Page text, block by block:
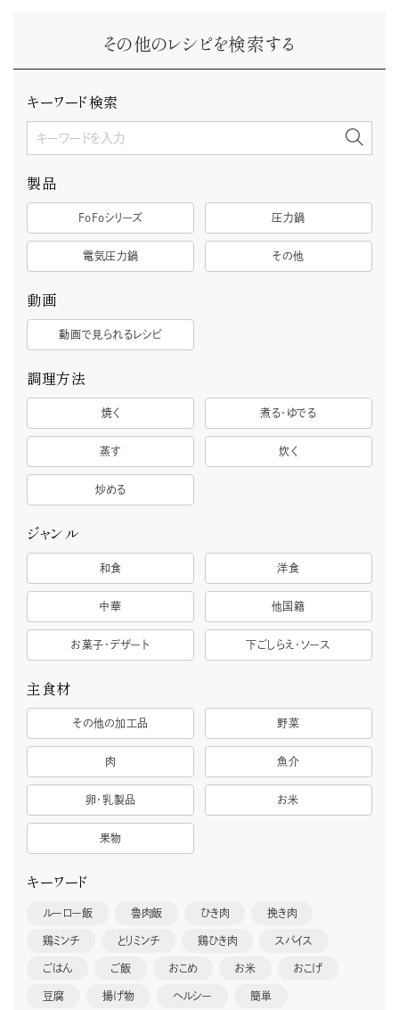
その他のレシピを検索する
キーワード検索
製品
FoFoシリーズ 圧力鍋
電気圧力鍋 その他
動画
動画で見られるレシピ
調理方法
焼く 煮る・ゆでる
蒸す 炊く
炒める
ジャンル
和食 洋食
中華 他国籍
お菓子・デザート 下ごしらえ・ソース
主食材
その他の加工品 野菜
肉 魚介
卵・乳製品 お米
果物
キーワード
ルーロー飯 魯肉飯 ひき肉 挽き肉
鶏ミンチ とりミンチ 鶏ひき肉 スパイス
ごはん ご飯 おこめ お米 おこげ
豆腐 揚げ物 ヘルシー 簡単